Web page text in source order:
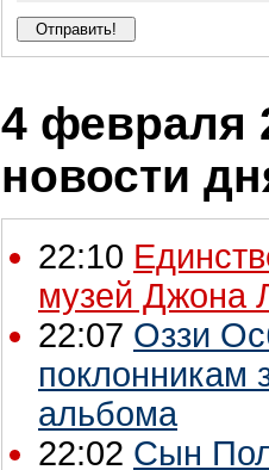
4 февраля
новости
22:10
музей Джона
22:07 Оззи
поклонникам
альбома
22:02 Сын